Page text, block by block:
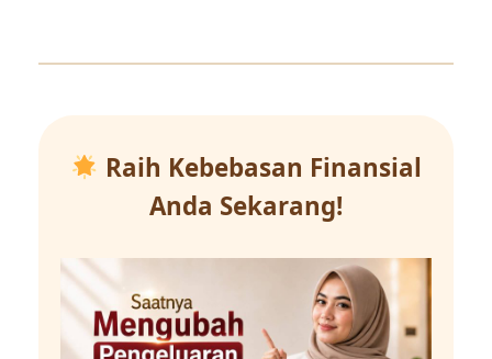
Raih Kebebasan Finansial
Anda Sekarang!